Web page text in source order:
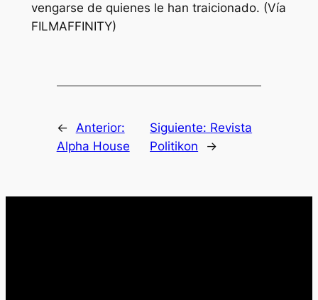
vengarse de quienes le han traicionado. (Vía
FILMAFFINITY)
← Anterior:
Alpha House
Siguiente: Revista
Politikon
→